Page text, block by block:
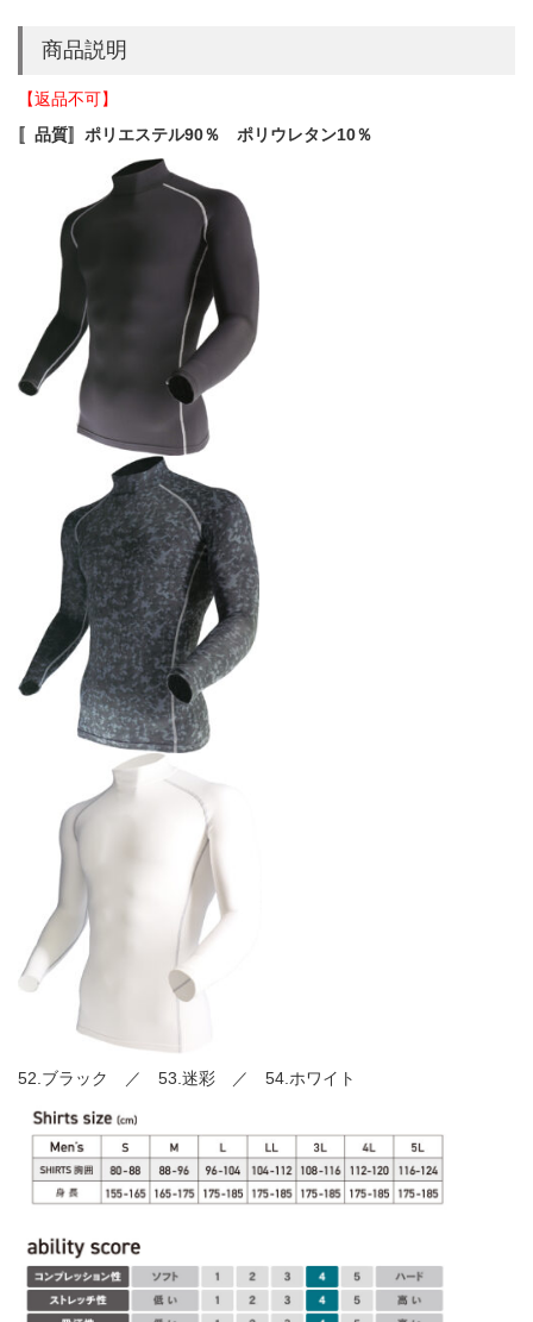
商品説明
【返品不可】
〚品質〛ポリエステル90％ ポリウレタン10％
52.ブラック ／ 53.迷彩 ／ 54.ホワイト